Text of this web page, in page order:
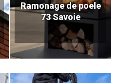
Ramonage de poele
73 Savoie